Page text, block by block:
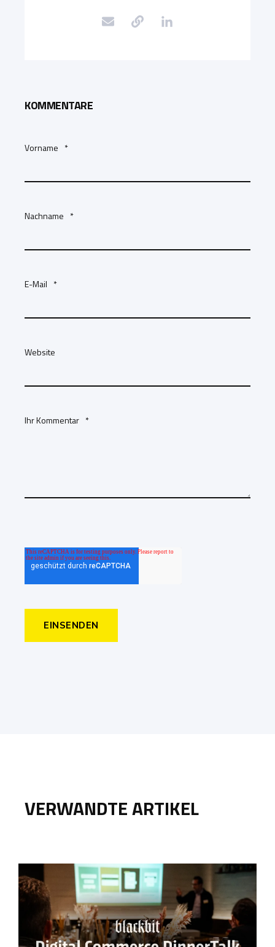
KOMMENTARE
Vorname *
Nachname *
E-Mail *
Website
Ihr Kommentar *
VERWANDTE ARTIKEL